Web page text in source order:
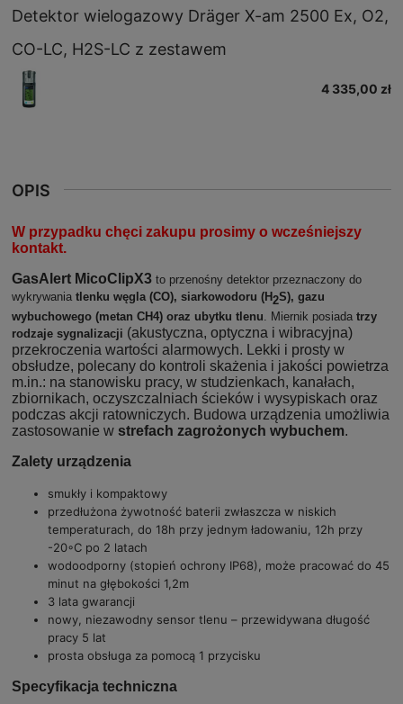
Detektor wielogazowy Dräger X-am 2500 Ex, O2,
CO-LC, H2S-LC z zestawem
4 335,00 zł
OPIS
W przypadku chęci zakupu prosimy o wcześniejszy
kontakt.
GasAlert MicoClipX3 to przenośny detektor przeznaczony do
wykrywania tlenku węgla (CO), siarkowodoru (H2S), gazu
wybuchowego (metan CH4) oraz ubytku tlenu. Miernik posiada trzy
rodzaje sygnalizacji (akustyczna, optyczna i wibracyjna)
przekroczenia wartości alarmowych. Lekki i prosty w
obsłudze, polecany do kontroli skażenia i jakości powietrza
m.in.: na stanowisku pracy, w studzienkach, kanałach,
zbiornikach, oczyszczalniach ścieków i wysypiskach oraz
podczas akcji ratowniczych. Budowa urządzenia umożliwia
zastosowanie w strefach zagrożonych wybuchem.
Zalety urządzenia
smukły i kompaktowy
przedłużona żywotność baterii zwłaszcza w niskich
temperaturach, do 18h przy jednym ładowaniu, 12h przy
-20◦C po 2 latach
wodoodporny (stopień ochrony IP68), może pracować do 45
minut na głębokości 1,2m
3 lata gwarancji
nowy, niezawodny sensor tlenu – przewidywana długość
pracy 5 lat
prosta obsługa za pomocą 1 przycisku
Specyfikacja techniczna